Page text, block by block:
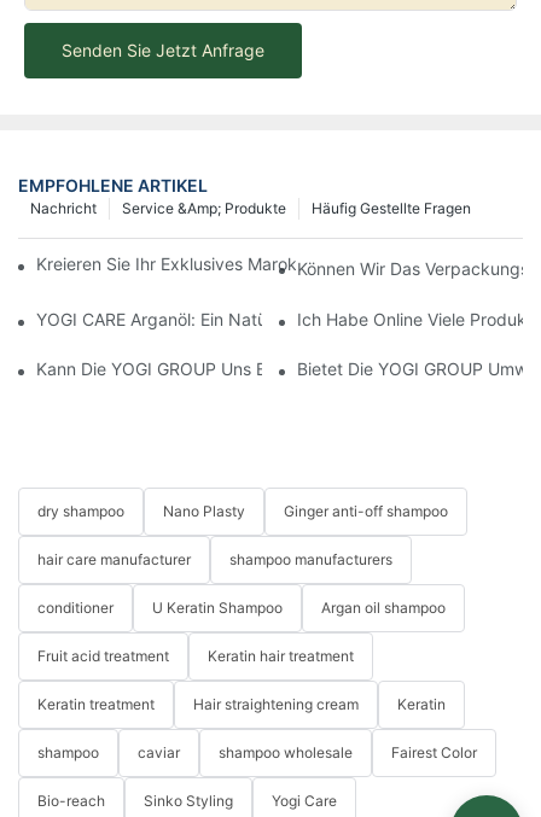
Senden Sie Jetzt Anfrage
EMPFOHLENE ARTIKEL
Häufig Gestellte Fragen
Service &amp; Produkte
Nachricht
Kreieren Sie Ihr Exklusives Marokkanisches Arganöl-Serum Mit
Können Wir Das
YOGI CARE Arganöl: Ein Natürliches Elixier Für Gesunde Haut
Ich Habe Online Viele
Kann Die YOGI GROUP Uns Bei Der Entwicklung
Bietet Die YOGI GROUP
dry shampoo Nano Plasty Ginger anti-off shampoo
hair care manufacturer shampoo manufacturers
conditioner U Keratin Shampoo Argan oil shampoo
Fruit acid treatment Keratin hair treatment
Keratin treatment Hair straightening cream Keratin
shampoo caviar shampoo wholesale Fairest Color
Bio-reach Sinko Styling Yogi Care